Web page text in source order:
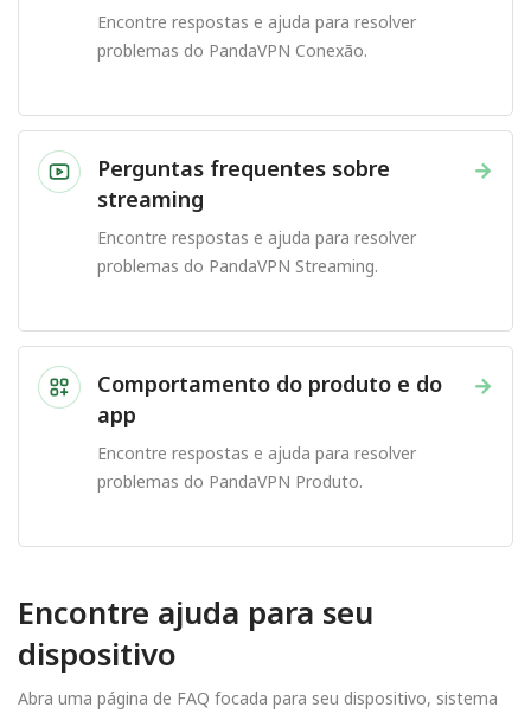
Encontre respostas e ajuda para resolver
problemas do PandaVPN Conexão.
→
Perguntas frequentes sobre
streaming
Encontre respostas e ajuda para resolver
problemas do PandaVPN Streaming.
→
Comportamento do produto e do
app
Encontre respostas e ajuda para resolver
problemas do PandaVPN Produto.
Encontre ajuda para seu
dispositivo
Abra uma página de FAQ focada para seu dispositivo, sistema